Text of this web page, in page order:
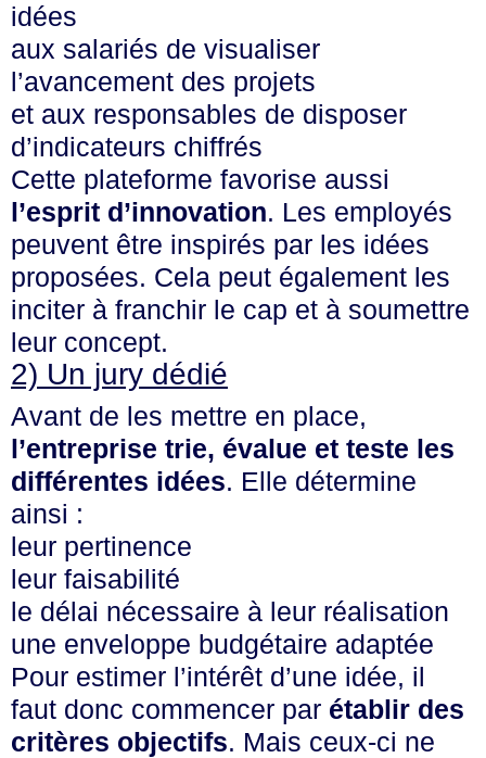
idées
aux salariés de visualiser
l’avancement des projets
et aux responsables de disposer
d’indicateurs chiffrés
Cette plateforme favorise aussi
l’esprit d’innovation. Les employés
peuvent être inspirés par les idées
proposées. Cela peut également les
inciter à franchir le cap et à soumettre
leur concept.
2) Un jury dédié
Avant de les mettre en place,
l’entreprise trie, évalue et teste les
différentes idées. Elle détermine
ainsi :
leur pertinence
leur faisabilité
le délai nécessaire à leur réalisation
une enveloppe budgétaire adaptée
Pour estimer l’intérêt d’une idée, il
faut donc commencer par établir des
critères objectifs. Mais ceux-ci ne